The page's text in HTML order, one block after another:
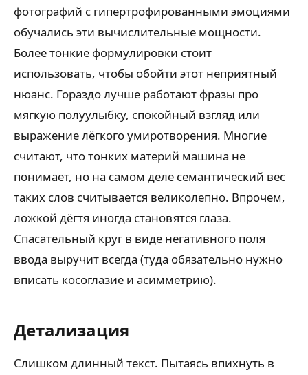
фотографий с гипертрофированными эмоциями
обучались эти вычислительные мощности.
Более тонкие формулировки стоит
использовать, чтобы обойти этот неприятный
нюанс. Гораздо лучше работают фразы про
мягкую полуулыбку, спокойный взгляд или
выражение лёгкого умиротворения. Многие
считают, что тонких материй машина не
понимает, но на самом деле семантический вес
таких слов считывается великолепно. Впрочем,
ложкой дёгтя иногда становятся глаза.
Спасательный круг в виде негативного поля
ввода выручит всегда (туда обязательно нужно
вписать косоглазие и асимметрию).
Детализация
Слишком длинный текст. Пытаясь впихнуть в